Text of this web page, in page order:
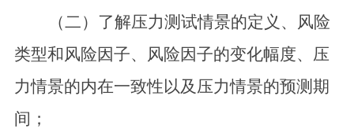
（二）了解压力测试情景的定义、风险
类型和风险因子、风险因子的变化幅度、压
力情景的内在一致性以及压力情景的预测期
间；